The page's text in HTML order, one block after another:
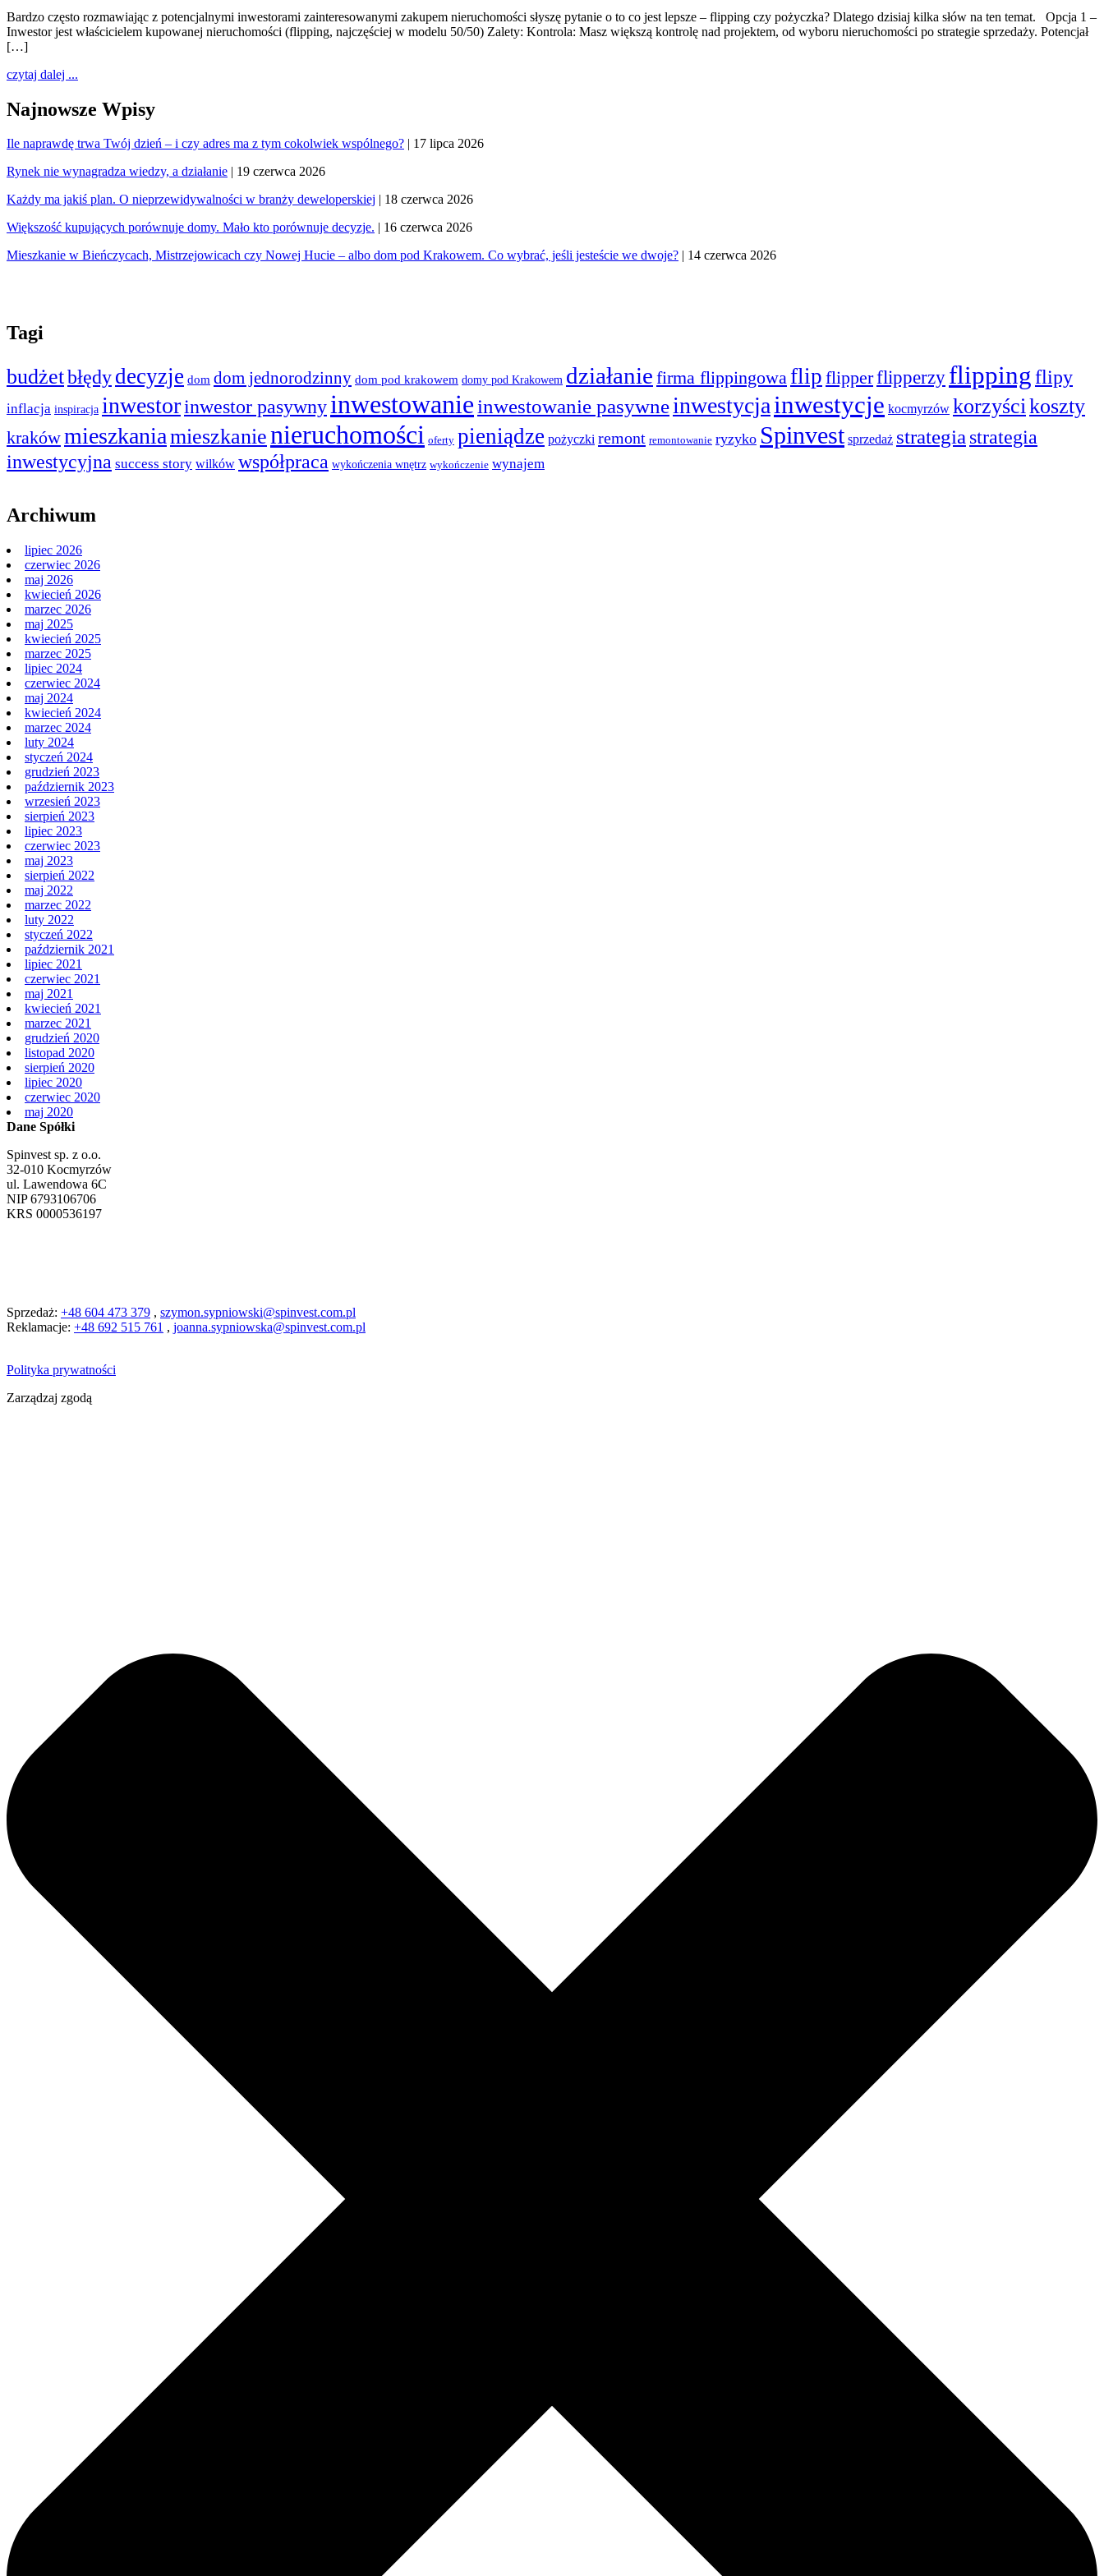
Bardzo często rozmawiając z potencjalnymi inwestorami zainteresowanymi zakupem nieruchomości słyszę pytanie o to co jest lepsze – flipping czy pożyczka? Dlatego dzisiaj kilka słów na ten temat. Opcja 1 –
Inwestor jest właścicielem kupowanej nieruchomości (flipping, najczęściej w modelu 50/50) Zalety: Kontrola: Masz większą kontrolę nad projektem, od wyboru nieruchomości po strategie sprzedaży. Potencjał
[…]
czytaj dalej ...
Najnowsze Wpisy
Ile naprawdę trwa Twój dzień – i czy adres ma z tym cokolwiek wspólnego? | 17 lipca 2026
Rynek nie wynagradza wiedzy, a działanie | 19 czerwca 2026
Każdy ma jakiś plan. O nieprzewidywalności w branży deweloperskiej | 18 czerwca 2026
Większość kupujących porównuje domy. Mało kto porównuje decyzje. | 16 czerwca 2026
Mieszkanie w Bieńczycach, Mistrzejowicach czy Nowej Hucie – albo dom pod Krakowem. Co wybrać, jeśli jesteście we dwoje? | 14 czerwca 2026
Tagi
budżetbłędydecyzje dom dom jednorodzinny dom pod krakowem domy pod Krakowem działanie firma flippingowaflip flipperflipperzy flippingflipy
inflacja inspiracja inwestorinwestor pasywnyinwestowanie inwestowanie pasywneinwestycjainwestycje kocmyrzów korzyścikoszty
krakówmieszkaniamieszkanienieruchomości oferty pieniądze pożyczki remont remontowanie ryzyko Spinvest sprzedaż strategia strategia
inwestycyjna success story wilków współpraca wykończenia wnętrz wykończenie wynajem
Archiwum
lipiec 2026
czerwiec 2026
maj 2026
kwiecień 2026
marzec 2026
maj 2025
kwiecień 2025
marzec 2025
lipiec 2024
czerwiec 2024
maj 2024
kwiecień 2024
marzec 2024
luty 2024
styczeń 2024
grudzień 2023
październik 2023
wrzesień 2023
sierpień 2023
lipiec 2023
czerwiec 2023
maj 2023
sierpień 2022
maj 2022
marzec 2022
luty 2022
styczeń 2022
październik 2021
lipiec 2021
czerwiec 2021
maj 2021
kwiecień 2021
marzec 2021
grudzień 2020
listopad 2020
sierpień 2020
lipiec 2020
czerwiec 2020
maj 2020
Dane Spółki
Spinvest sp. z o.o.
32-010 Kocmyrzów
ul. Lawendowa 6C
NIP 6793106706
KRS 0000536197
Sprzedaż: +48 604 473 379 , szymon.sypniowski@spinvest.com.pl
Reklamacje: +48 692 515 761 , joanna.sypniowska@spinvest.com.pl
Polityka prywatności
Zarządzaj zgodą